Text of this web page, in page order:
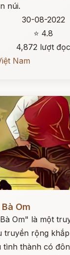
núi.
30-08-2022
⭐ 4.8
4,872 lượt đọc
Nam
Om
Om" là một
truyền rộng
tình thành có